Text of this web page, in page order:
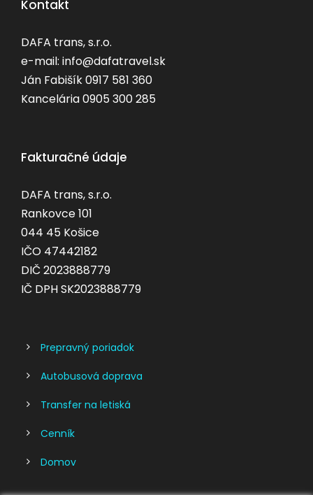
Kontakt
DAFA trans, s.r.o.
e-mail: info@dafatravel.sk
Ján Fabišík 0917 581 360
Kancelária 0905 300 285
Fakturačné údaje
DAFA trans, s.r.o.
Rankovce 101
044 45 Košice
IČO 47442182
DIČ 2023888779
IČ DPH SK2023888779
Prepravný poriadok
Autobusová doprava
Transfer na letiská
Cenník
Domov